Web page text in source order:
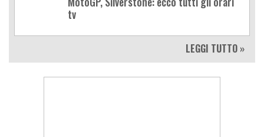
tv
LEGGI TUTTO »